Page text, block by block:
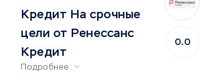
Кредит На срочные
цели от Ренессанс
Кредит
Подробнее
0.0